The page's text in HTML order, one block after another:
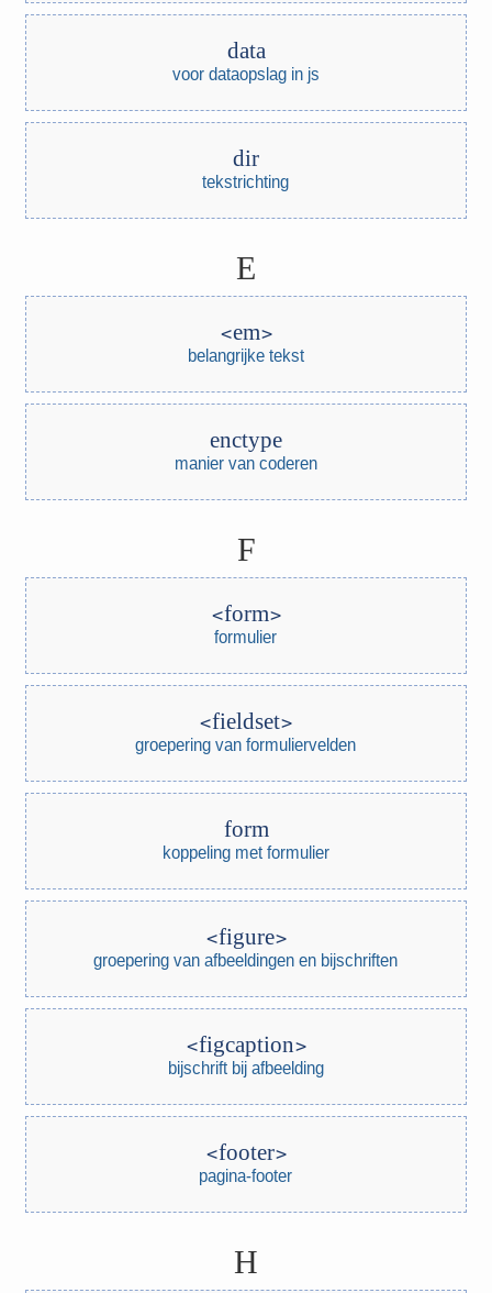
data
voor dataopslag in js
dir
tekstrichting
E
em
belangrijke tekst
enctype
manier van coderen
F
form
formulier
fieldset
groepering van formuliervelden
form
koppeling met formulier
figure
groepering van afbeeldingen en bijschriften
figcaption
bijschrift bij afbeelding
footer
pagina-footer
H